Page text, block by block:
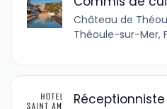
Château de
Théoule-sur-Mer,
Réceptionniste